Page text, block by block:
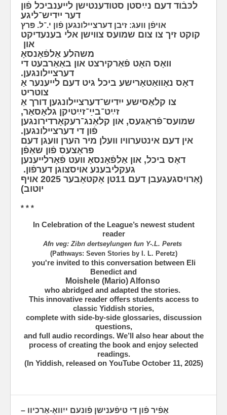
לכּבֿוד דעם נײַסטן סטודענטישן לייענביכל פֿון
דער ייִדיש־ליגע
אויפֿן װעג: זיבן דערציילונגען פֿון י.־ל. פּרץ
קוקט זיך צו צום שמועס צווישן אלי בענעדיקט
און
משהלע אַלפֿאָנסאָ
וואָס האָט פֿאַרקירצט און באַאַרבעט די
דערציילונגען.
דאָס נאָוואַטאָרישע ביכל גיט דעם לייענער אַ
צוטריט
צו קלאַסישע ייִדיש־דערציילונגען דורך אַ
זײַט־בײַ־זײַטיקן גלאָסאַר,
שמועס־פֿראַגעס, און קלאַנג־רעקאָרדירונגען
אין דעם אינטערוויו וועלן מיר הערן וועגן דעם
פּראָצעס פֿון שאַפֿן
דאָס ביכל, און אַלפֿאָנסאָ וועט פֿאָרלייענען
געקליבענע אויסצוגן דערפֿון.
(אַרויסגעגעבן דעם 11טן אָקטאָבער 2025 אויף
יוטוב)
* * *
In Celebration of the League’s newest student
reader
Afn veg: Zibn dertseylungen fun Y-.L. Perets
(Pathways: Seven Stories by I. L. Peretz)
you're invited to this conversation between Eli
Benedict and
Moishele (Mario) Alfonso
who abridged and adapted the stories. ‪
This innovative reader offers students access to
classic Yiddish stories,
complete with side-by-side glossaries, discussion
questions,
and full audio recordings. ‪‪We’ll also hear about the
process of creating the book and enjoy selected
readings.
(In Yiddish, released on YouTube October 11, 2025)
אַפֿיר פֿון די טיפֿענישן פֿונעם ייִוואָ-אַרכיוו –